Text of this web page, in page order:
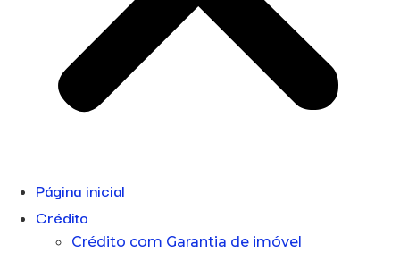
Página inicial
Crédito
Crédito com Garantia de imóvel